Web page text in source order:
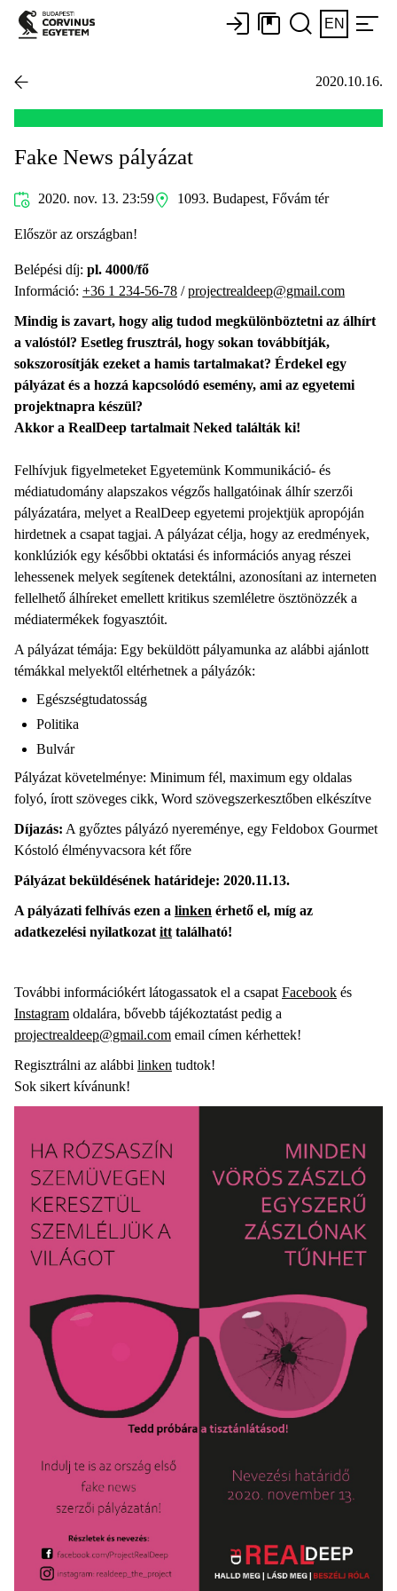
EN
2020.10.16.
Fake News pályázat
2020. nov. 13. 23:59 1093. Budapest, Fővám tér
Először az országban!
Belépési díj: pl. 4000/fő
Információ: +36 1 234-56-78 /projectrealdeep@gmail.com
Mindig is zavart, hogy alig tudod megkülönböztetni az álhírt
a valóstól? Esetleg frusztrál, hogy sokan továbbítják,
sokszorosítják ezeket a hamis tartalmakat? Érdekel egy
pályázat és a hozzá kapcsolódó esemény, ami az egyetemi
projektnapra készül?
Akkor a RealDeep tartalmait Neked találták ki!
Felhívjuk figyelmeteket Egyetemünk Kommunikáció- és
médiatudomány alapszakos végzős hallgatóinak álhír szerzői
pályázatára, melyet a RealDeep egyetemi projektjük apropóján
hirdetnek a csapat tagjai. A pályázat célja, hogy az eredmények,
konklúziók egy későbbi oktatási és információs anyag részei
lehessenek melyek segítenek detektálni, azonosítani az interneten
fellelhető álhíreket emellett kritikus szemléletre ösztönözzék a
médiatermékek fogyasztóit.
A pályázat témája: Egy beküldött pályamunka az alábbi ajánlott
témákkal melyektől eltérhetnek a pályázók:
Egészségtudatosság
Politika
Bulvár
Pályázat követelménye: Minimum fél, maximum egy oldalas
folyó, írott szöveges cikk, Word szövegszerkesztőben elkészítve
Díjazás: A győztes pályázó nyereménye, egy Feldobox Gourmet
Kóstoló élményvacsora két főre
Pályázat beküldésének határideje: 2020.11.13.
A pályázati felhívás ezen a linken érhető el, míg az
adatkezelési nyilatkozat itt található!
További információkért látogassatok el a csapat Facebook és
Instagram oldalára, bővebb tájékoztatást pedig a
projectrealdeep@gmail.com email címen kérhettek!
Regisztrálni az alábbi linken tudtok!
Sok sikert kívánunk!